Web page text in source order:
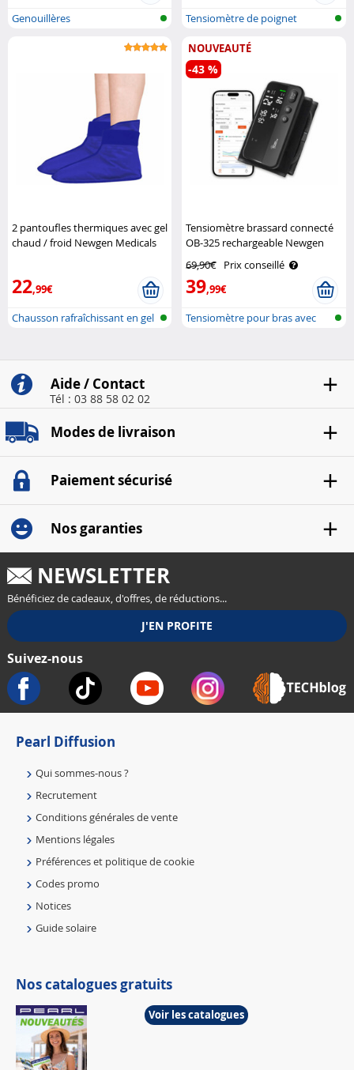
Genouillères
Tensiomètre de poignet
2 pantoufles thermiques avec gel
chaud / froid Newgen Medicals
22,99€
Chausson rafraîchissant en gel
NOUVEAUTÉ
Tensiomètre brassard connecté
OB-325 rechargeable Newgen
69,90€ Prix conseillé
39,99€
-43 %
Tensiomètre pour bras avec
Aide / Contact
Tél : 03 88 58 02 02
Modes de livraison
Paiement sécurisé
Nos garanties
NEWSLETTER
Bénéficiez de cadeaux, d'offres, de réductions...
Suivez-nous
Pearl Diffusion
Qui sommes-nous ?
Recrutement
Conditions générales de vente
Mentions légales
Préférences et politique de cookie
Codes promo
Notices
Guide solaire
Nos catalogues gratuits
Voir les catalogues